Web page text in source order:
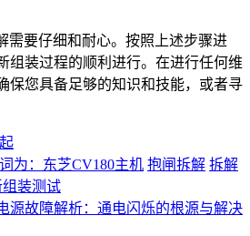
需要仔细和耐心。按照上述步骤进
组装过程的顺利进行。在进行任何维
保您具备足够的知识和技能，或者寻
为：东芝CV180主机 抱闸拆解 拆解
组装测试
源故障解析：通电闪烁的根源与解决